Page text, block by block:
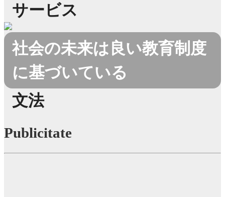
サービス
社会の未来は良い教育制度
に基づいている
文法
Publicitate